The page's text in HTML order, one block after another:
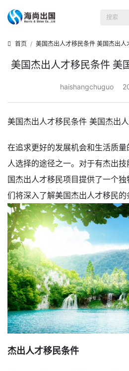
首页 美国杰出人才移民条件 美国杰出人
美国杰出人才移民条件 美
haishangchuguo
美国杰出人才移民条件 美国杰出
在追求更好的发展机会和生活质
人选择的途径之一。对于有杰出
国杰出人才移民项目提供了一个
们将深入了解美国杰出人才移民的
杰出人才移民条件